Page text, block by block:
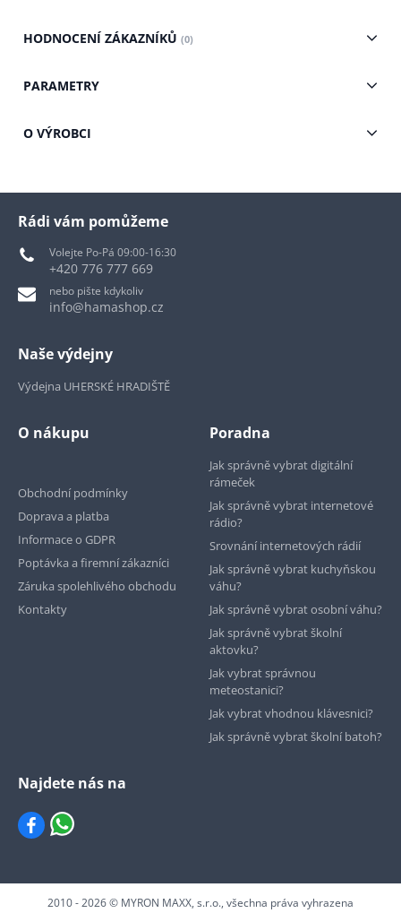
HODNOCENÍ ZÁKAZNÍKŮ (0)
PARAMETRY
O VÝROBCI
Rádi vám pomůžeme
Volejte Po-Pá 09:00-16:30
+420 776 777 669
nebo pište kdykoliv
info@hamashop.cz
Naše výdejny
Výdejna UHERSKÉ HRADIŠTĚ
O nákupu
Obchodní podmínky
Doprava a platba
Informace o GDPR
Poptávka a firemní zákazníci
Záruka spolehlivého obchodu
Kontakty
Poradna
Jak správně vybrat digitální
rámeček
Jak správně vybrat internetové
rádio?
Srovnání internetových rádií
Jak správně vybrat kuchyňskou
váhu?
Jak správně vybrat osobní váhu?
Jak správně vybrat školní
aktovku?
Jak vybrat správnou
meteostanici?
Jak vybrat vhodnou klávesnici?
Jak správně vybrat školní batoh?
Najdete nás na
2010 - 2026 © MYRON MAXX, s.r.o., všechna práva vyhrazena